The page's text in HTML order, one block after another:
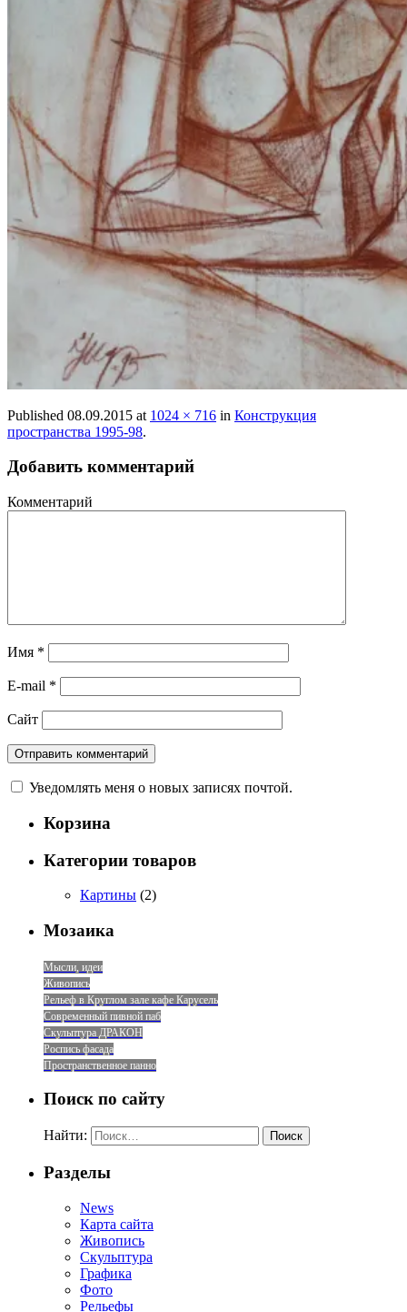
Published 08.09.2015 at 1024 × 716 in Конструкция
пространства 1995-98.
Добавить комментарий
Комментарий
Имя *
E-mail *
Сайт
Уведомлять меня о новых записях почтой.
Корзина
Категории товаров
Картины (2)
Мозаика
Мысли, идеи
Живопись
Рельеф в Круглом зале кафе Карусель
Современный пивной паб
Скульптура ДРАКОН
Роспись фасада
Пространственное панно
Поиск по сайту
Найти:
Разделы
News
Карта сайта
Живопись
Скульптура
Графика
Фото
Рельефы